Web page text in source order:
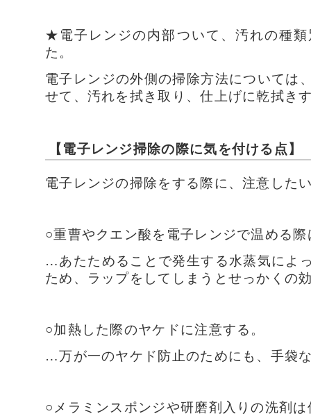
★電子レンジの内部ついて、汚れの種
た。
電子レンジの外側の掃除方法については
せて、汚れを拭き取り、仕上げに乾拭き
【電子レンジ掃除の際に気を付ける点】
電子レンジの掃除をする際に、注意した
○重曹やクエン酸を電子レンジで温める
…あたためることで発生する水蒸気によ
ため、ラップをしてしまうとせっかくの
○加熱した際のヤケドに注意する。
…万が一のヤケド防止のためにも、手袋
○メラミンスポンジや研磨剤入りの洗剤